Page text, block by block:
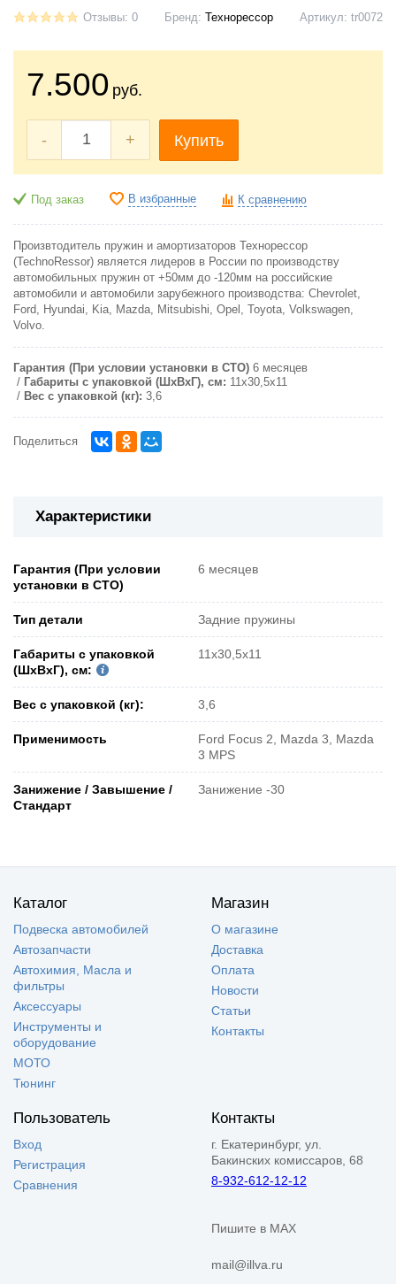
Отзывы: 0 Бренд: Технорессор Артикул: tr0072
7.500 руб.
- + Купить
Под заказ В избранные К сравнению
Произвтодитель пружин и амортизаторов Технорессор
(TechnoRessor) является лидеров в России по производству
автомобильных пружин от +50мм до -120мм на российские
автомобили и автомобили зарубежного производства: Chevrolet,
Ford, Hyundai, Kia, Mazda, Mitsubishi, Opel, Toyota, Volkswagen,
Volvo.
Гарантия (При условии установки в СТО) 6 месяцев
Габариты с упаковкой (ШxВxГ), см: 11x30,5x11
Вес с упаковкой (кг): 3,6
Поделиться
Характеристики
Гарантия (При условии
установки в СТО)
6 месяцев
Тип детали Задние пружины
Габариты с упаковкой
(ШxВxГ), см:
11x30,5x11
Вес с упаковкой (кг): 3,6
Применимость
Ford Focus 2, Mazda 3, Mazda
3 MPS
Занижение / Завышение /
Стандарт
Занижение -30
Каталог
Подвеска автомобилей
Автозапчасти
Автохимия, Масла и
фильтры
Аксессуары
Инструменты и
оборудование
МОТО
Тюнинг
Магазин
О магазине
Доставка
Оплата
Новости
Статьи
Контакты
Пользователь
Вход
Регистрация
Сравнения
Контакты
г. Екатеринбург, ул.
Бакинских комиссаров, 68
8-932-612-12-12
Пишите в MAX
mail@illva.ru